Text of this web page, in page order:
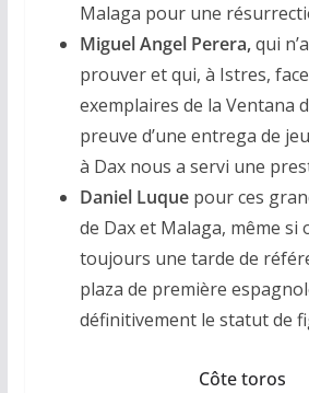
Malaga pour une
Miguel Angel Perera,qui
prouver et qui, à Istres,
exemplaires de la Ventana
preuve d’une entrega de
à Dax nous a servi une
Daniel Luque pour ces
de Dax et Malaga, même si
toujours une tarde de
plaza de première
définitivement le statut de
Côte toros